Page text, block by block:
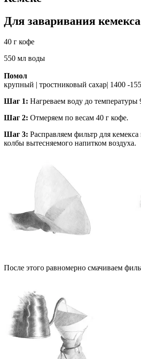
Для заваривания
40 г кофе
550 мл воды
Помол
крупный | тростниковый сахар| 1400 -
Шаг 1: Нагреваем воду до температуры
Шаг 2: Отмеряем по весам 40 г кофе.
Шаг 3: Расправляем фильтр для
колбы вытесняемого напитком воздуха.
После этого равномерно смачиваем